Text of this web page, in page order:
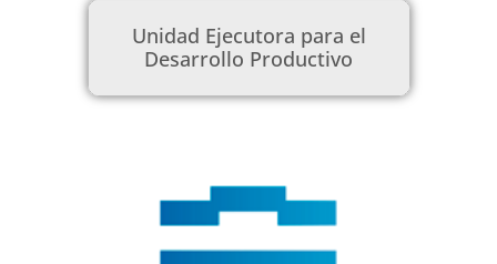
Unidad Ejecutora para el
Desarrollo Productivo